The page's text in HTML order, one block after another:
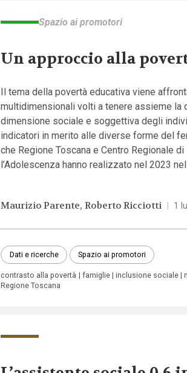
Spazio ai promotori
Un approccio alla
Il tema della povertà educativa viene
multidimensionali volti a tenere assieme la
dimensione sociale e soggettiva degli
indicatori in merito alle diverse forme del
che Regione Toscana e Centro Regionale
l’Adolescenza hanno realizzato nel 2023
Maurizio Parente Roberto Ricciotti 1
Dati e ricerche Spazio ai promotori
contrasto alla povertà famiglie inclusione sociale
Regione Toscana